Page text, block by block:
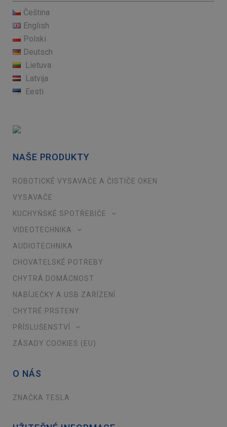
Čeština
English
Polski
Deutsch
Lietuva
Latvija
Eesti
NAŠE PRODUKTY
ROBOTICKÉ VYSAVAČE A ČISTIČE OKEN
VYSAVAČE
KUCHYŇSKÉ SPOTŘEBIČE
VIDEOTECHNIKA
AUDIOTECHNIKA
CHOVATELSKÉ POTŘEBY
CHYTRÁ DOMÁCNOST
NABÍJEČKY A USB ZAŘÍZENÍ
CHYTRÉ PRSTENY
PŘÍSLUŠENSTVÍ
ZÁSADY COOKIES (EU)
O NÁS
ZNAČKA TESLA